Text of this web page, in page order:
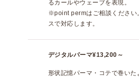
るカールやウェーブを表現。
※point permはご相談ください
スで対応します。
デジタルパーマ¥13,200～
形状記憶パーマ・コテで巻いた